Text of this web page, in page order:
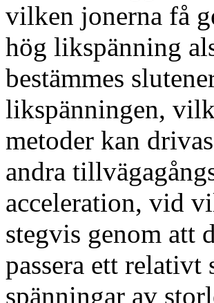
vilken jonerna få
hög likspänning
bestämmes
likspänningen,
metoder kan
andra
acceleration, vid
stegvis genom att
passera ett
spänningar av